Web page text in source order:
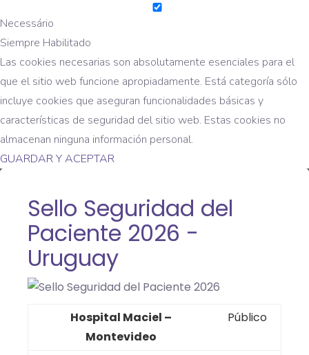
Necessário
Siempre Habilitado
Las cookies necesarias son absolutamente esenciales para el
que el sitio web funcione apropiadamente. Está categoría sólo
incluye cookies que aseguran funcionalidades básicas y
características de seguridad del sitio web. Estas cookies no
almacenan ninguna información personal.
GUARDAR Y ACEPTAR
Sello Seguridad del
Paciente 2026 -
Uruguay
Hospital Maciel –
Montevideo
Público